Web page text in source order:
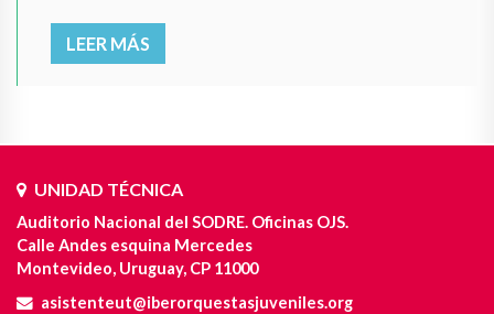
LEER MÁS
UNIDAD TÉCNICA
Auditorio Nacional del SODRE. Oficinas OJS.
Calle Andes esquina Mercedes
Montevideo, Uruguay, CP 11000
asistenteut@iberorquestasjuveniles.org